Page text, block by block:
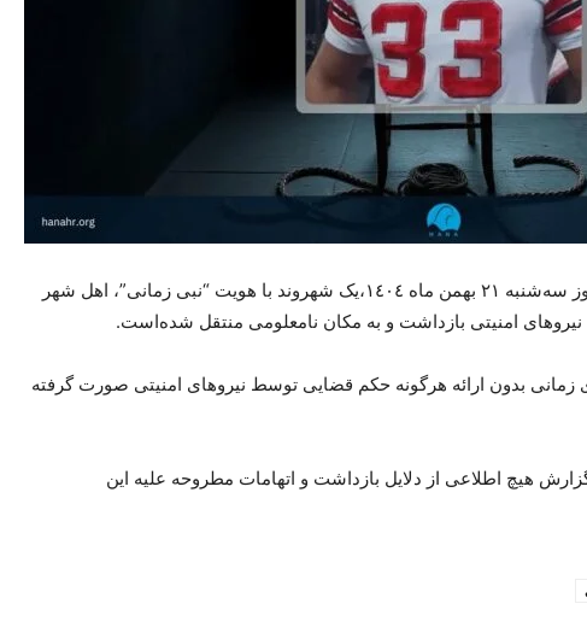
سازمان حقوق بشر هانا مطلع شدە،روز سەشنبە ۲۱ بهمن ماە ۱٤۰٤،یک شهروند با هویت “نبی زمانی”، اهل شهر
نیروهای امنیتی بازداشت و بە مکان نامعلومی منتقل شدەاست.
زمانی بدون ارائە هرگونە حکم قضایی توسط نیروهای امنیتی صورت گرفتە
هیچ اطلاعی از دلایل بازداشت و اتهامات مطروحە علیە این